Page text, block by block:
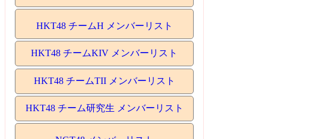
HKT48 チームH メンバーリスト
HKT48 チームKIV メンバーリスト
HKT48 チームTII メンバーリスト
HKT48 チーム研究生 メンバーリスト